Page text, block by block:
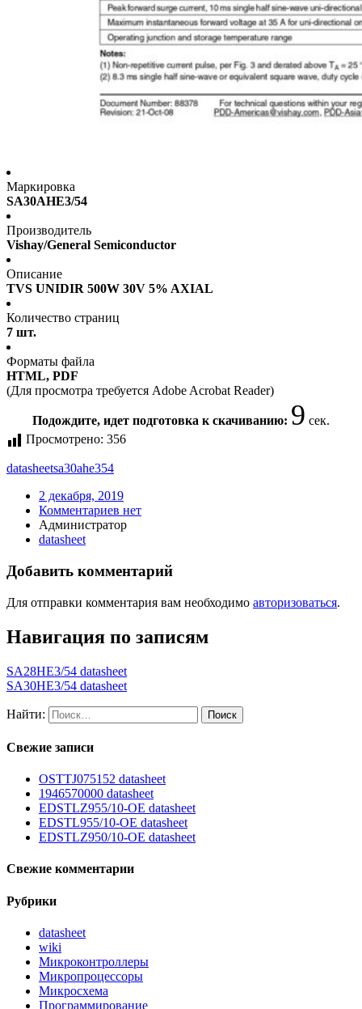
Маркировка
SA30AHE3/54
Производитель
Vishay/General Semiconductor
Описание
TVS UNIDIR 500W 30V 5% AXIAL
Количество страниц
7 шт.
Форматы файла
HTML, PDF
(Для просмотра требуется Adobe Acrobat Reader)
Подождите, идет подготовка к скачиванию: 9 сек.
Просмотрено: 356
datasheetsa30ahe354
2 декабря, 2019
Комментариев нет
Администратор
datasheet
Добавить комментарий
Для отправки комментария вам необходимо авторизоваться.
Навигация по записям
SA28HE3/54 datasheet
SA30HE3/54 datasheet
Найти:
Свежие записи
OSTTJ075152 datasheet
1946570000 datasheet
EDSTLZ955/10-OE datasheet
EDSTL955/10-OE datasheet
EDSTLZ950/10-OE datasheet
Свежие комментарии
Рубрики
datasheet
wiki
Микроконтроллеры
Микропроцессоры
Микросхема
Программирование